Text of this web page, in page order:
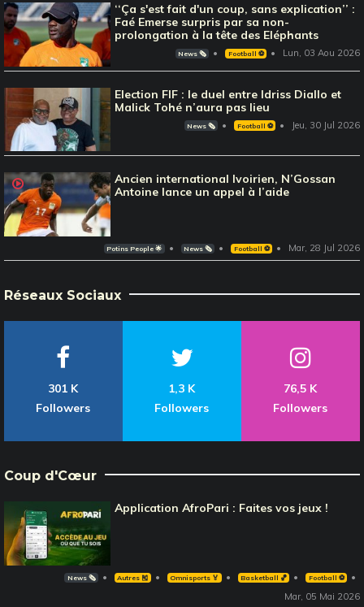
‘‘Ça s'est fait d'un coup, sans explication’’ :
Faé Emerse surpris par sa non-
prolongation à la tête des Eléphants
News 🗞️ Football ⚽️ Lun, 03 Aou 2026
Election FIF : le duel entre Idriss Diallo et
Malick Tohé n’aura pas lieu
News 🗞️ Football ⚽️ Jeu, 30 Jul 2026
Ancien international Ivoirien, N’Gossan
Antoine lance un appel à l’aide
Potins People 🌟 News 🗞️ Football ⚽️ Mar, 28 Jul 2026
Réseaux Sociaux
301 K
Followers
1,3 K
Followers
76,5 K
Followers
Coup d'Cœur
Application AfroPari : Faites vos jeux !
News 🗞️ Autres 🎽 Omnisports 🏅 Basketball 🏀 Football ⚽️
Mar, 05 Mai 2026